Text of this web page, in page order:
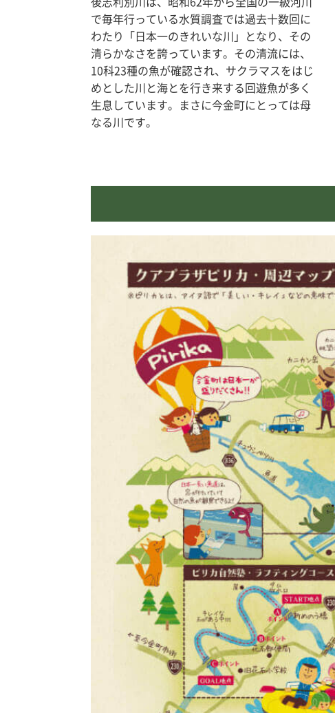
で毎年行っている水質調査では過去十数回に
わたり「日本一のきれいな川」となり、その
清らかなさを誇っています。その清流には、
10科23種の魚が確認され、サクラマスをはじ
めとした川と海とを行き来する回遊魚が多く
生息しています。まさに今金町にとっては母
なる川です。